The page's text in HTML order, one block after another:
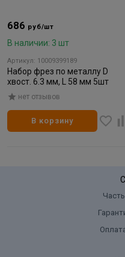
686 руб/шт
В наличии: 3 шт
Артикул: 10009399189
Набор фрез по металлу D
хвост. 6.3 мм, L 58 мм 5шт
нет отзывов
В корзину